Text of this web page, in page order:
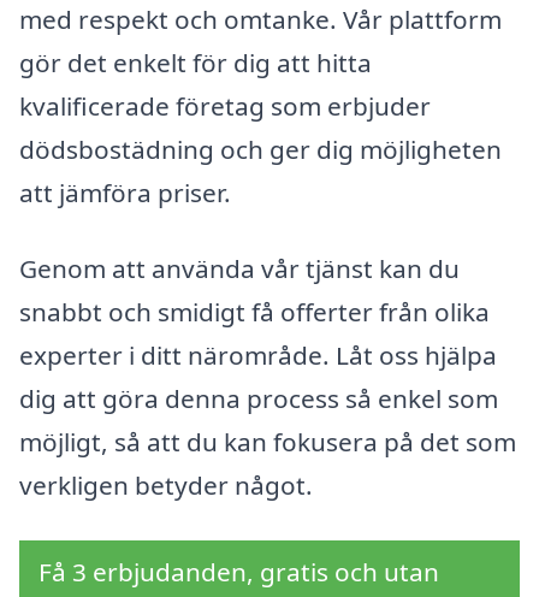
med respekt och omtanke. Vår plattform
gör det enkelt för dig att hitta
kvalificerade företag som erbjuder
dödsbostädning och ger dig möjligheten
att jämföra priser.
Genom att använda vår tjänst kan du
snabbt och smidigt få offerter från olika
experter i ditt närområde. Låt oss hjälpa
dig att göra denna process så enkel som
möjligt, så att du kan fokusera på det som
verkligen betyder något.
Få 3 erbjudanden, gratis och utan